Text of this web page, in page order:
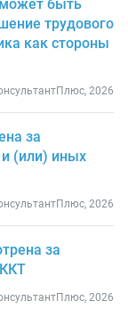
быть
трудового
как стороны
2026
за
(или) иных
2026
за
2026